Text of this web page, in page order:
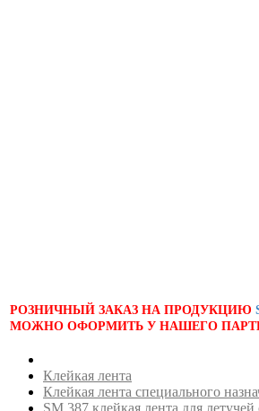
РОЗНИЧНЫЙ ЗАКАЗ НА ПРОДУКЦИЮ
МОЖНО ОФОРМИТЬ У НАШЕГО
Клейкая лента
Клейкая лента специального
SM 387 клейкая лента для